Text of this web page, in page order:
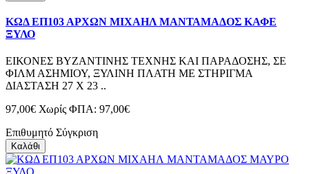
ΚΩΔ ΕΠ103 ΑΡΧΩΝ ΜΙΧΑΗΛ ΜΑΝΤΑΜΑΔΟΣ ΚΑΦΕ
ΞΥΛΟ
ΕΙΚΟΝΕΣ ΒΥΖΑΝΤΙΝΗΣ ΤΕΧΝΗΣ ΚΑΙ ΠΑΡΑΔΟΣΗΣ, ΣΕ
ΦΙΛΜ ΑΣΗΜΙΟΥ, ΞΥΛΙΝΗ ΠΛΑΤΗ ΜΕ ΣΤΗΡΙΓΜΑ
ΔΙΑΣΤΑΣΗ 27 Χ 23 ..
97,00€ Χωρίς ΦΠΑ: 97,00€
Επιθυμητό Σύγκριση
Καλάθι